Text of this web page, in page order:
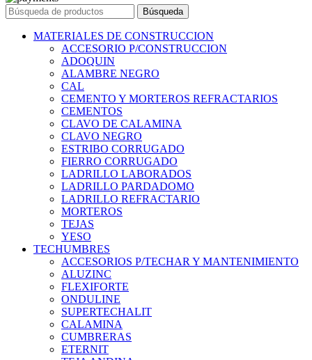
Búsqueda
MATERIALES DE CONSTRUCCION
ACCESORIO P/CONSTRUCCION
ADOQUIN
ALAMBRE NEGRO
CAL
CEMENTO Y MORTEROS REFRACTARIOS
CEMENTOS
CLAVO DE CALAMINA
CLAVO NEGRO
ESTRIBO CORRUGADO
FIERRO CORRUGADO
LADRILLO LABORADOS
LADRILLO PARDADOMO
LADRILLO REFRACTARIO
MORTEROS
TEJAS
YESO
TECHUMBRES
ACCESORIOS P/TECHAR Y MANTENIMIENTO
ALUZINC
FLEXIFORTE
ONDULINE
SUPERTECHALIT
CALAMINA
CUMBRERAS
ETERNIT